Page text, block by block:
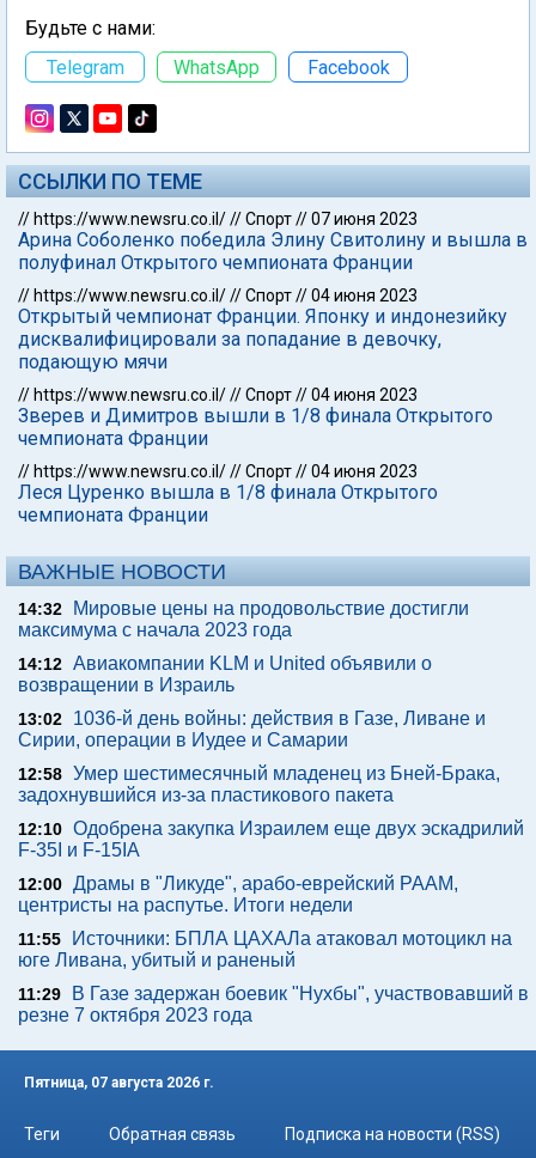
Будьте с нами:
Telegram
WhatsApp Facebook
ССЫЛКИ ПО ТЕМЕ
// https://www.newsru.co.il///Спорт//07 июня 2023
Арина Соболенко победила Элину Свитолину и вышла в
полуфинал Открытого чемпионата Франции
// https://www.newsru.co.il///Спорт//04 июня 2023
Открытый чемпионат Франции. Японку и индонезийку
дисквалифицировали за попадание в девочку,
подающую мячи
// https://www.newsru.co.il///Спорт//04 июня 2023
Зверев и Димитров вышли в 1/8 финала Открытого
чемпионата Франции
// https://www.newsru.co.il///Спорт//04 июня 2023
Леся Цуренко вышла в 1/8 финала Открытого
чемпионата Франции
ВАЖНЫЕ НОВОСТИ
14:32
Мировые цены на продовольствие достигли
максимума с начала 2023 года
14:12 Авиакомпании KLM и United объявили о
возвращении в Израиль
13:02
1036-й день войны: действия в Газе, Ливане и
Сирии, операции в Иудее и Самарии
12:58 Умер шестимесячный младенец из Бней-Брака,
задохнувшийся из-за пластикового пакета
12:10 Одобрена закупка Израилем еще двух эскадрилий
F-35I и F-15IA
12:00 Драмы в "Ликуде", арабо-еврейский РААМ,
центристы на распутье. Итоги недели
11:55
Источники: БПЛА ЦАХАЛа атаковал мотоцикл на
юге Ливана, убитый и раненый
11:29
В Газе задержан боевик "Нухбы", участвовавший в
резне 7 октября 2023 года
Пятница, 07 августа 2026 г.
Теги Обратная связь
Подписка на новости (RSS)